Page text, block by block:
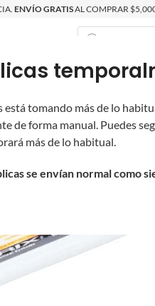
está tomando más de lo
de forma manual. Puedes
más de lo habitual.
se envían normal como
ENVÍO GRATISAL COMPRAR
EQUIPOPRODUCTOS